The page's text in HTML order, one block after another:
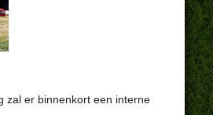
zal er binnenkort een interne